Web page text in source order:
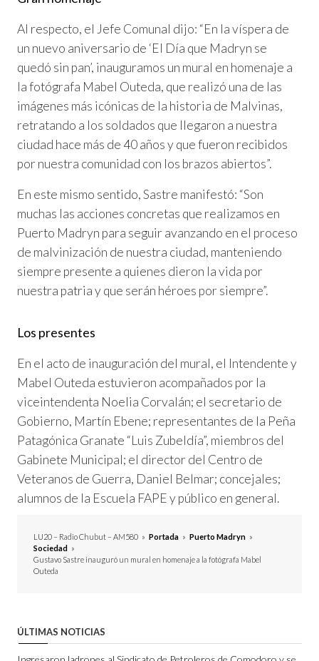
Al respecto, el Jefe Comunal dijo: “En la víspera de
un nuevo aniversario de ‘El Día que Madryn se
quedó sin pan’, inauguramos un mural en homenaje a
la fotógrafa Mabel Outeda, que realizó una de las
imágenes más icónicas de la historia de Malvinas,
retratando a los soldados que llegaron a nuestra
ciudad hace más de 40 años y que fueron recibidos
por nuestra comunidad con los brazos abiertos”.
En este mismo sentido, Sastre manifestó: “Son
muchas las acciones concretas que realizamos en
Puerto Madryn para seguir avanzando en el proceso
de malvinización de nuestra ciudad, manteniendo
siempre presente a quienes dieron la vida por
nuestra patria y que serán héroes por siempre”.
Los presentes
En el acto de inauguración del mural, el Intendente y
Mabel Outeda estuvieron acompañados por la
viceintendenta Noelia Corvalán; el secretario de
Gobierno, Martín Ebene; representantes de la Peña
Patagónica Granate “Luis Zubeldía”, miembros del
Gabinete Municipal; el director del Centro de
Veteranos de Guerra, Daniel Belmar; concejales;
alumnos de la Escuela FAPE y público en general.
LU20 – Radio Chubut – AM580 » Portada » Puerto Madryn »
Sociedad »
Gustavo Sastre inauguró un mural en homenaje a la fotógrafa Mabel
Outeda
ÚLTIMAS NOTICIAS